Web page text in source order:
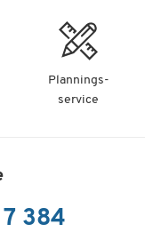
Plannings-
service
384